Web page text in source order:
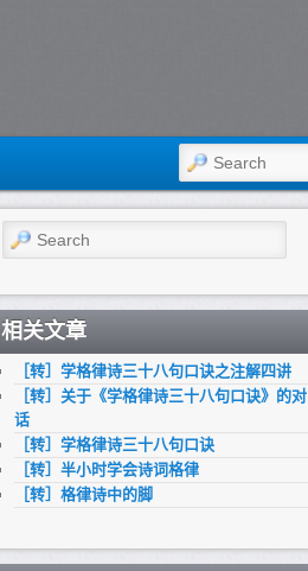
SEARCH
Search
相关文章
［转］学格律诗三十八句口诀之注解四讲
［转］关于《学格律诗三十八句口诀》的对
话
［转］学格律诗三十八句口诀
［转］半小时学会诗词格律
［转］格律诗中的脚